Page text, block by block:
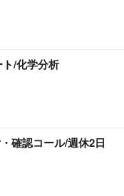
/化学分析
確認コール/週休2日